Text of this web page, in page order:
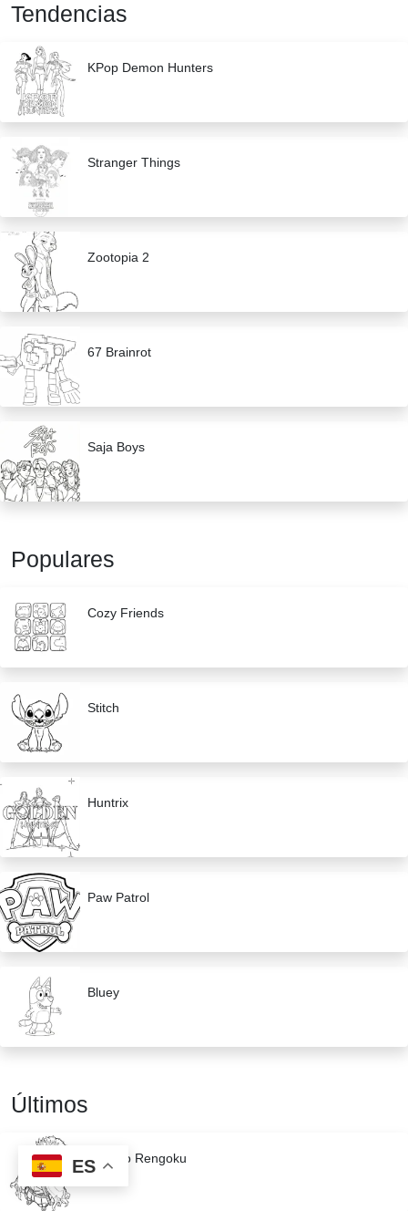
Tendencias
KPop Demon Hunters
Stranger Things
Zootopia 2
67 Brainrot
Saja Boys
Populares
Cozy Friends
Stitch
Huntrix
Paw Patrol
Bluey
Últimos
Kyojuro Rengoku
ES